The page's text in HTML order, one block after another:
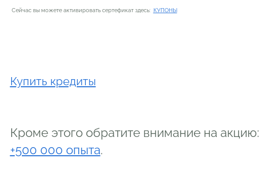
Сейчас вы можете активировать сертефикат здесь: КУПОНЫ
Купить кредиты
Кроме этого обратите внимание на акцию:
+500 000 опыта.